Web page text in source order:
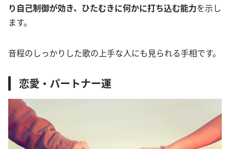
り自己制御が効き、ひたむきに何かに打ち込む能力を示し
ます。
音程のしっかりした歌の上手な人にも見られる手相です。
恋愛・パートナー運